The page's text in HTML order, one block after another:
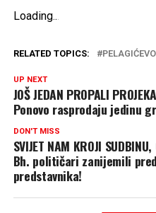
Loading..
RELATED TOPICS: PELAGIĆEVO
UP NEXT
JOŠ JEDAN PROPALI
Ponovo rasprodaju jedinu
DON'T MISS
SVIJET NAM KROJI
Bh. političari zanijemili
predstavnika!